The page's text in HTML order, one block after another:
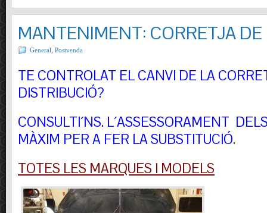
MANTENIMENT: CORRETJA
General Postvenda
TE CONTROLAT EL CANVI DE LA
DISTRIBUCIÓ?
CONSULTI´NS. L´ASSESSORAMENT
MÀXIM PER A FER LA SUBSTITUCIÓ.
TOTES LES MARQUES I MODELS